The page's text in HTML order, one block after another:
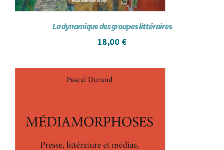
La dynamique des groupes littéraires
18,00 €